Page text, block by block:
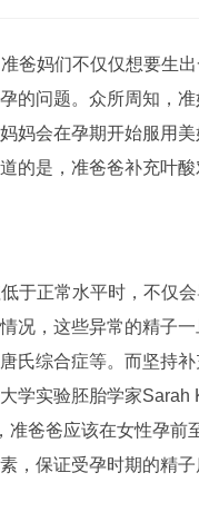
爸妈们不仅仅想要生
的问题。众所周知，
妈会在孕期开始服用
的是，准爸爸补充叶
于正常水平时，不仅
况，这些异常的精子
氏综合症等。而坚持
学实验胚胎学家
爸爸应该在女性孕前
，保证受孕时期的精子